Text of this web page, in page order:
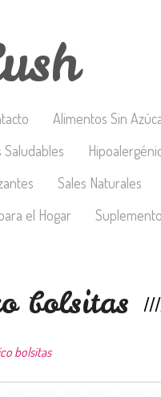
Alimentos Sin
Saludables
Sales Naturales
el Hogar
bolsitas
bolsitas